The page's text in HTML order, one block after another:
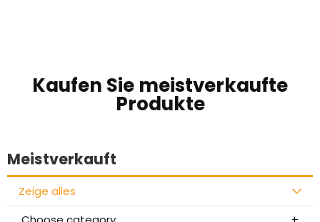
Kaufen Sie meistverkaufte
Produkte
Meistverkauft
Zeige alles